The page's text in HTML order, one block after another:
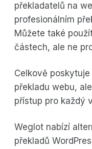
překladatelů na
profesionálním
Můžete také
částech, ale ne
Celkově
překladu webu,
přístup pro každý
Weglot nabízí
překladů